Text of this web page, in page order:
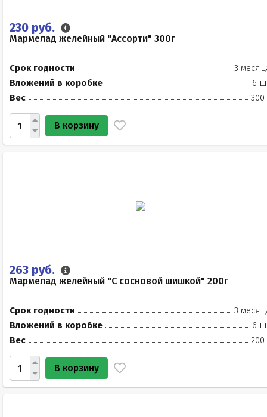
230 руб.
Мармелад желейный "Ассорти" 300г
Срок годности
3
Вложений в коробке
6
Вес
300
В корзину
263 руб.
Мармелад желейный "С сосновой шишкой" 200г
Срок годности
3
Вложений в коробке
6
Вес
200
В корзину